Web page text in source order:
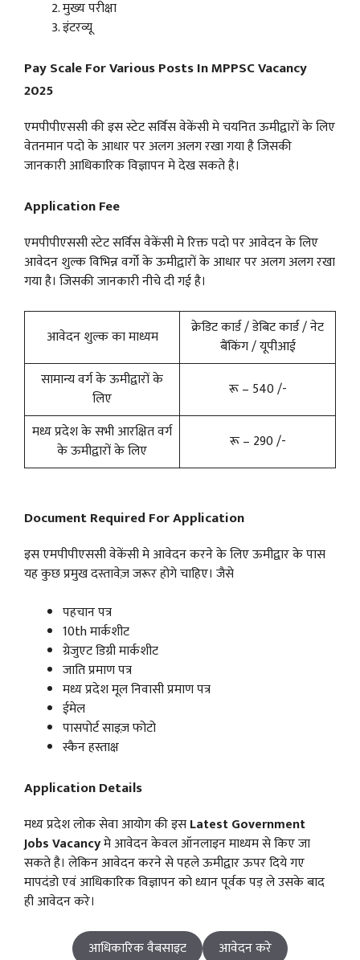
मुख्य परीक्षा
इंटरव्यू
Pay Scale For Various Posts In MPPSC Vacancy
2025
एमपीपीएससी की इस स्टेट सर्विस वेकेंसी मे चयनित ऊमीद्वारों के लिए
वेतनमान पदो के आधार पर अलग अलग रखा गया है जिसकी
जानकारी आधिकारिक विज्ञापन मे देख सकते है।
Application Fee
एमपीपीएससी स्टेट सर्विस वेकेंसी मे रिक्त पदो पर आवेदन के लिए
आवेदन शुल्क विभिन्न वर्गो के ऊमीद्वारों के आधार पर अलग अलग रखा
गया है। जिसकी जानकारी नीचे दी गई है।
आवेदन शुल्क का माध्यम
क्रेडिट कार्ड / डेबिट कार्ड / नेट
बैंकिंग / यूपीआई
सामान्य वर्ग के ऊमीद्वारों के
लिए
रू – 540 /-
मध्य प्रदेश के सभी आरक्षित वर्ग
के ऊमीद्वारों के लिए
रू – 290 /-
Document Required For Application
इस एमपीपीएससी वेकेंसी मे आवेदन करने के लिए ऊमीद्वार के पास
यह कुछ प्रमुख दस्तावेज़ जरूर होगे चाहिए। जैसे
पहचान पत्र
10th मार्कशीट
ग्रेजुएट डिग्री मार्कशीट
जाति प्रमाण पत्र
मध्य प्रदेश मूल निवासी प्रमाण पत्र
ईमेल
पासपोर्ट साइज़ फोटो
स्कैन हस्ताक्ष
Application Details
मध्य प्रदेश लोक सेवा आयोग की इसLatest Government
JobsVacancyमे आवेदन केवल ऑनलाइन माध्यम से किए जा
सकते है। लेकिन आवेदन करने से पहले ऊमीद्वार ऊपर दिये गए
मापदंडो एवं आधिकारिक विज्ञापन को ध्यान पूर्वक पड़ ले उसके बाद
ही आवेदन करे।
आधिकारिक वैबसाइट
आवेदन करे